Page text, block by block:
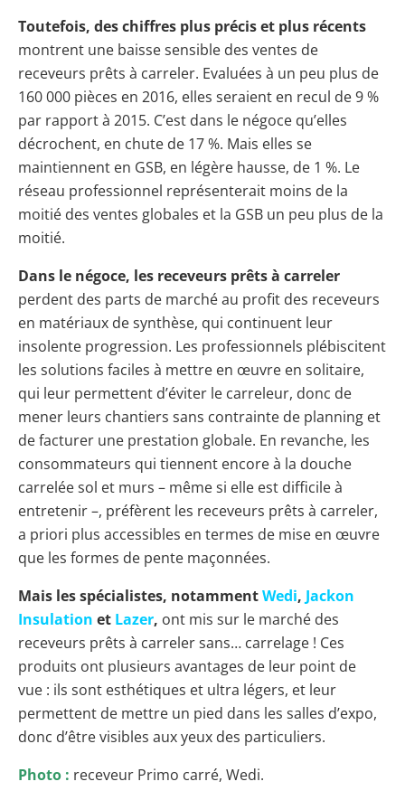
Toutefois, des chiffres plus précis et plus récents
montrent une baisse sensible des ventes de
receveurs prêts à carreler. Evaluées à un peu plus de
160 000 pièces en 2016, elles seraient en recul de 9 %
par rapport à 2015. C’est dans le négoce qu’elles
décrochent, en chute de 17 %. Mais elles se
maintiennent en GSB, en légère hausse, de 1 %. Le
réseau professionnel représenterait moins de la
moitié des ventes globales et la GSB un peu plus de la
moitié.
Dans le négoce, les receveurs prêts à carreler
perdent des parts de marché au profit des receveurs
en matériaux de synthèse, qui continuent leur
insolente progression. Les professionnels plébiscitent
les solutions faciles à mettre en œuvre en solitaire,
qui leur permettent d’éviter le carreleur, donc de
mener leurs chantiers sans contrainte de planning et
de facturer une prestation globale. En revanche, les
consommateurs qui tiennent encore à la douche
carrelée sol et murs – même si elle est difficile à
entretenir –, préfèrent les receveurs prêts à carreler,
a priori plus accessibles en termes de mise en œuvre
que les formes de pente maçonnées.
Mais les spécialistes, notammentWedi, Jackon
Insulation et Lazer, ont mis sur le marché des
receveurs prêts à carreler sans… carrelage ! Ces
produits ont plusieurs avantages de leur point de
vue : ils sont esthétiques et ultra légers, et leur
permettent de mettre un pied dans les salles d’expo,
donc d’être visibles aux yeux des particuliers.
Photo : receveur Primo carré, Wedi.